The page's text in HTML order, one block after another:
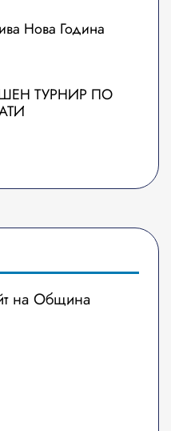
Нова Година
ТУРНИР ПО
на Община